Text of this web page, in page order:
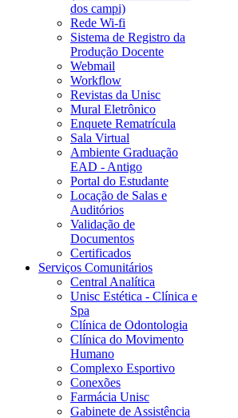
dos campi)
Rede Wi-fi
Sistema de Registro da
Produção Docente
Webmail
Workflow
Revistas da Unisc
Mural Eletrônico
Enquete Rematrícula
Sala Virtual
Ambiente Graduação
EAD - Antigo
Portal do Estudante
Locação de Salas e
Auditórios
Validação de
Documentos
Certificados
Serviços Comunitários
Central Analítica
Unisc Estética - Clínica e
Spa
Clínica de Odontologia
Clínica do Movimento
Humano
Complexo Esportivo
Conexões
Farmácia Unisc
Gabinete de Assistência